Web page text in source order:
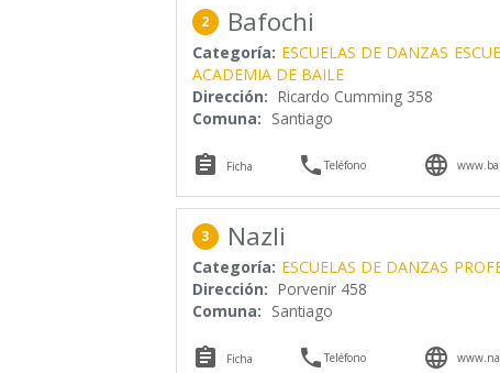
2 Bafochi
Categoría: ESCUELAS DE DANZAS
ACADEMIA DE BAILE
Dirección: Ricardo Cumming 358
Comuna: Santiago
 Ficha Teléfono 
3 Nazli
Categoría: ESCUELAS DE DANZAS
Dirección: Porvenir 458
Comuna: Santiago
 Ficha Teléfono 